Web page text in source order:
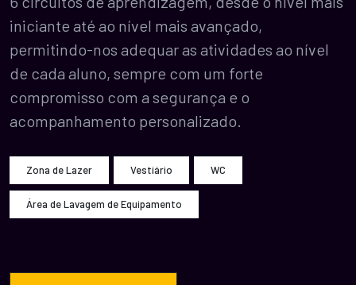
iniciante até ao nível mais avançado,
permitindo-nos adequar as atividades ao nível
de cada aluno, sempre com um forte
compromisso com a segurança e o
acompanhamento personalizado.
Zona de Lazer Vestiário WC
Área de Lavagem de Equipamento